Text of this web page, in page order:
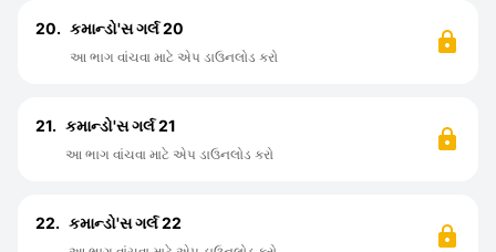
20. કમાન્ડો'સ ગર્લ 20
આ ભાગ વાંચવા માટે એપ ડાઉનલોડ કરો
21. કમાન્ડો'સ ગર્લ 21
આ ભાગ વાંચવા માટે એપ ડાઉનલોડ કરો
22. કમાન્ડો'સ ગર્લ 22